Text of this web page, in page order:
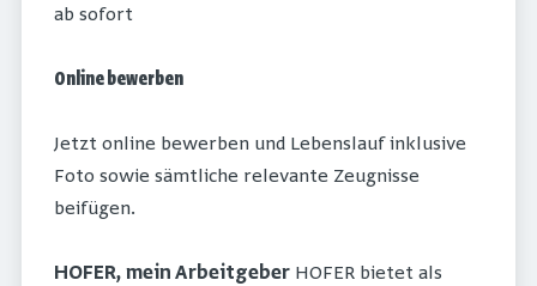
ab sofort
Online bewerben
Jetzt online bewerben und Lebenslauf inklusive
Foto sowie sämtliche relevante Zeugnisse
beifügen.
HOFER, mein Arbeitgeber HOFER bietet als